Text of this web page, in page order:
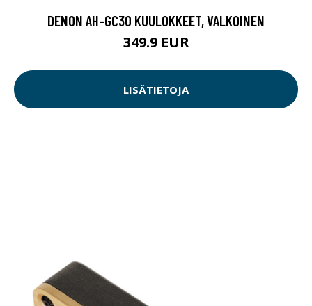
DENON AH-GC30 KUULOKKEET, VALKOINEN
349.9 EUR
LISÄTIETOJA